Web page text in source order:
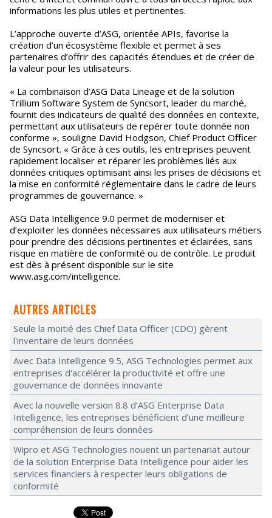
informations les plus utiles et pertinentes.
L’approche ouverte d’ASG, orientée APIs, favorise la
création d’un écosystème flexible et permet à ses
partenaires d’offrir des capacités étendues et de créer de
la valeur pour les utilisateurs.
« La combinaison d’ASG Data Lineage et de la solution
Trillium Software System de Syncsort, leader du marché,
fournit des indicateurs de qualité des données en contexte,
permettant aux utilisateurs de repérer toute donnée non
conforme », souligne David Hodgson, Chief Product Officer
de Syncsort. « Grâce à ces outils, les entreprises peuvent
rapidement localiser et réparer les problèmes liés aux
données critiques optimisant ainsi les prises de décisions et
la mise en conformité réglementaire dans le cadre de leurs
programmes de gouvernance. »
ASG Data Intelligence 9.0 permet de moderniser et
d’exploiter les données nécessaires aux utilisateurs métiers
pour prendre des décisions pertinentes et éclairées, sans
risque en matière de conformité ou de contrôle. Le produit
est dès à présent disponible sur le site
www.asg.com/intelligence.
AUTRES ARTICLES
Seule la moitié des Chief Data Officer (CDO) gèrent
l'inventaire de leurs données
Avec Data Intelligence 9.5, ASG Technologies permet aux
entreprises d'accélérer la productivité et offre une
gouvernance de données innovante
Avec la nouvelle version 8.8 d’ASG Enterprise Data
Intelligence, les entreprises bénéficient d’une meilleure
compréhension de leurs données
Wipro et ASG Technologies nouent un partenariat autour
de la solution Enterprise Data Intelligence pour aider les
services financiers à respecter leurs obligations de
conformité